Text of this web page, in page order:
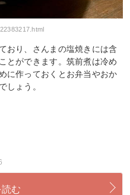
おり、さんまの塩焼きには含
とができます。筑前煮は冷め
に作っておくとお弁当やおか
しょう。
む